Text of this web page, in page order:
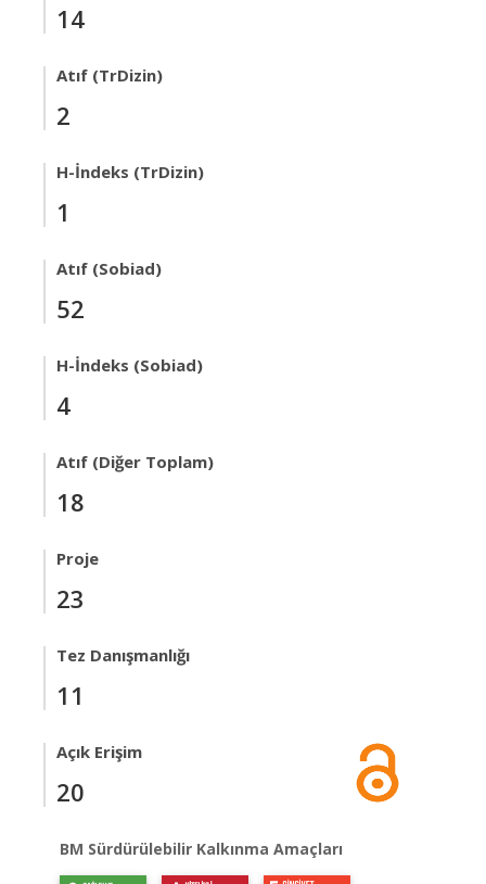
14
Atıf (TrDizin)
2
H-İndeks (TrDizin)
1
Atıf (Sobiad)
52
H-İndeks (Sobiad)
4
Atıf (Diğer Toplam)
18
Proje
23
Tez Danışmanlığı
11
Açık Erişim
20
BM Sürdürülebilir Kalkınma Amaçları